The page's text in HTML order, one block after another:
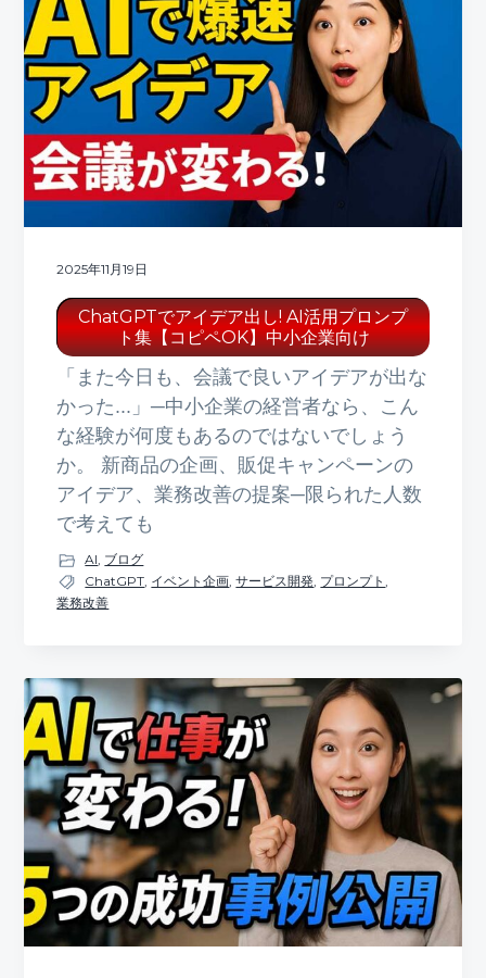
2025年11月19日
ChatGPTでアイデア出し! AI活用プロンプ
ト集【コピペOK】中小企業向け
「また今日も、会議で良いアイデアが出な
かった...」─中小企業の経営者なら、こん
な経験が何度もあるのではないでしょう
か。 新商品の企画、販促キャンペーンの
アイデア、業務改善の提案─限られた人数
で考えても
AI ブログ
ChatGPT イベント企画 ,サービス開発 プロンプト
業務改善